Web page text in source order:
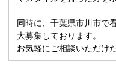
同時に、千葉県市川市で
大募集しております。
お気軽にご相談いただけ